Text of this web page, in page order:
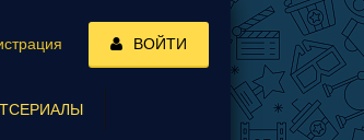
ВОЙТИ